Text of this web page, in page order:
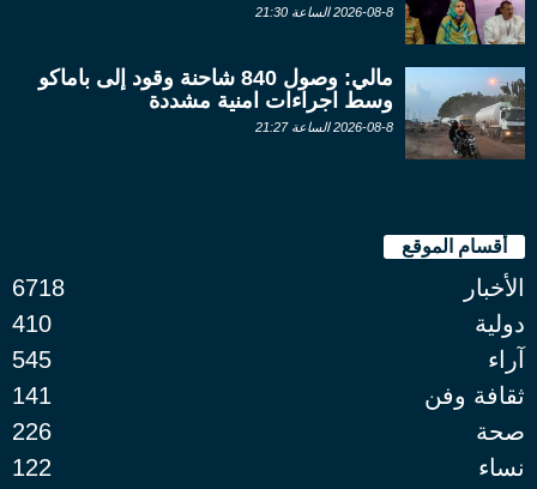
2026-08-8 الساعة 21:30
مالي: وصول 840 شاحنة وقود إلى باماكو
وسط اجراءات امنية مشددة
2026-08-8 الساعة 21:27
أقسام الموقع
الأخبار
6718
دولية
410
آراء
545
ثقافة وفن
141
صحة
226
نساء
122